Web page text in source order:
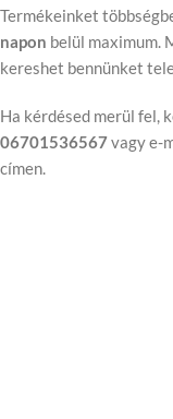
Termékeinket
napon belül maximum.
kereshet bennünket
Ha kérdésed merül fel,
06701536567vagy e-
címen.